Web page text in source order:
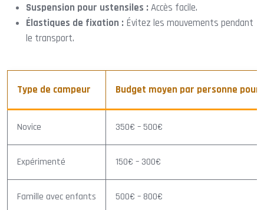
Suspension pour ustensiles : Accès facile.
Élastiques de fixation : Évitez les mouvements pendant
le transport.
Type de campeur Budget moyen par personne pour
Novice 350€ – 500€
Expérimenté 150€ – 300€
Famille avec enfants 500€ – 800€